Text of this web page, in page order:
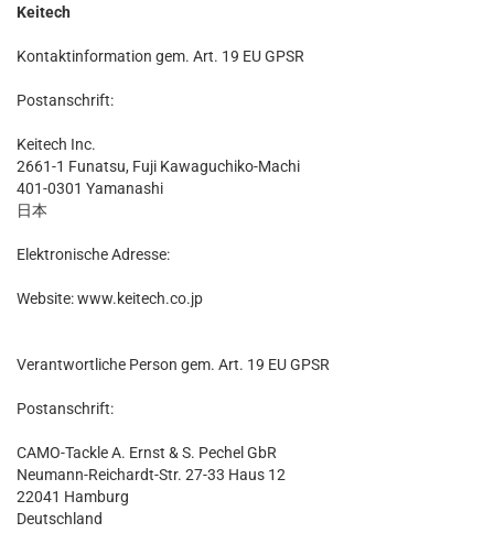
Keitech
Kontaktinformation gem. Art. 19 EU GPSR
Postanschrift:
Keitech Inc.
2661-1 Funatsu, Fuji Kawaguchiko-Machi
401-0301 Yamanashi
日本
Elektronische Adresse:
Website: www.keitech.co.jp
Verantwortliche Person gem. Art. 19 EU GPSR
Postanschrift:
CAMO-Tackle A. Ernst & S. Pechel GbR
Neumann-Reichardt-Str. 27-33 Haus 12
22041 Hamburg
Deutschland